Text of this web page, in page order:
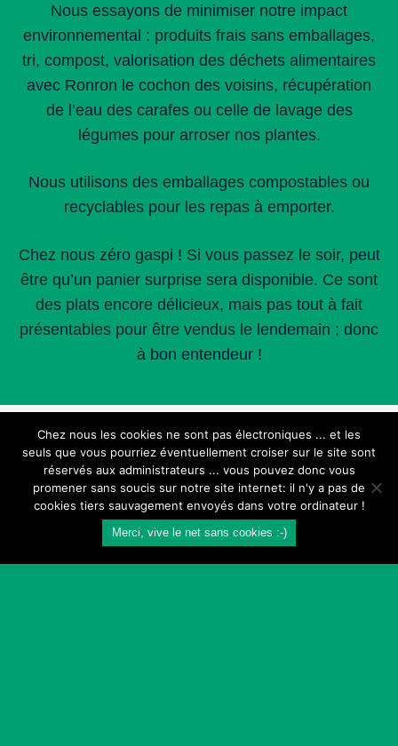
Nous essayons de minimiser notre impact
environnemental : produits frais sans emballages,
tri, compost, valorisation des déchets alimentaires
avec Ronron le cochon des voisins, récupération
de l’eau des carafes ou celle de lavage des
légumes pour arroser nos plantes.
Nous utilisons des emballages compostables ou
recyclables pour les repas à emporter.
Chez nous zéro gaspi ! Si vous passez le soir, peut
être qu’un panier surprise sera disponible. Ce sont
des plats encore délicieux, mais pas tout à fait
présentables pour être vendus le lendemain ; donc
à bon entendeur !
Chez nous les cookies ne sont pas électroniques ... et les
seuls que vous pourriez éventuellement croiser sur le site sont
réservés aux administrateurs ... vous pouvez donc vous
promener sans soucis sur notre site internet: il n'y a pas de
cookies tiers sauvagement envoyés dans votre ordinateur !
Merci, vive le net sans cookies :-)